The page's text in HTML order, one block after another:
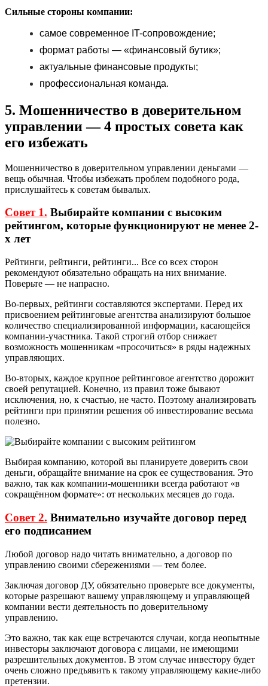
Сильные стороны компании:
самое современное IT-сопровождение;
формат работы — «финансовый бутик»;
актуальные финансовые продукты;
профессиональная команда.
5. Мошенничество в доверительном
управлении — 4 простых совета как
его избежать
Мошенничество в доверительном управлении деньгами —
вещь обычная. Чтобы избежать проблем подобного рода,
прислушайтесь к советам бывалых.
Совет 1. Выбирайте компании с высоким
рейтингом, которые функционируют не менее 2-
х лет
Рейтинги, рейтинги, рейтинги... Все со всех сторон
рекомендуют обязательно обращать на них внимание.
Поверьте — не напрасно.
Во-первых, рейтинги составляются экспертами. Перед их
присвоением рейтинговые агентства анализируют большое
количество специализированной информации, касающейся
компании-участника. Такой строгий отбор снижает
возможность мошенникам «просочиться» в ряды надежных
управляющих.
Во-вторых, каждое крупное рейтинговое агентство дорожит
своей репутацией. Конечно, из правил тоже бывают
исключения, но, к счастью, не часто. Поэтому анализировать
рейтинги при принятии решения об инвестирование весьма
полезно.
Выбирая компанию, которой вы планируете доверить свои
деньги, обращайте внимание на срок ее существования. Это
важно, так как компании-мошенники всегда работают «в
сокращённом формате»: от нескольких месяцев до года.
Совет 2. Внимательно изучайте договор перед
его подписанием
Любой договор надо читать внимательно, а договор по
управлению своими сбережениями — тем более.
Заключая договор ДУ, обязательно проверьте все документы,
которые разрешают вашему управляющему и управляющей
компании вести деятельность по доверительному
управлению.
Это важно, так как еще встречаются случаи, когда неопытные
инвесторы заключают договора с лицами, не имеющими
разрешительных документов. В этом случае инвестору будет
очень сложно предъявить к такому управляющему какие-либо
претензии.